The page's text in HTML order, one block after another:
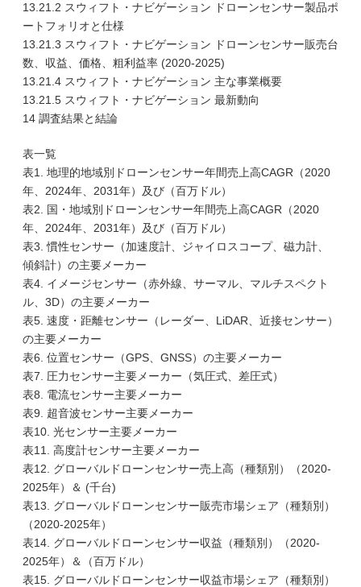
13.21.2 スウィフト・ナビゲーション ドローンセンサー製品ポ
ートフォリオと仕様
13.21.3 スウィフト・ナビゲーション ドローンセンサー販売台
数、収益、価格、粗利益率 (2020-2025)
13.21.4 スウィフト・ナビゲーション 主な事業概要
13.21.5 スウィフト・ナビゲーション 最新動向
14 調査結果と結論
表一覧
表1. 地理的地域別ドローンセンサー年間売上高CAGR（2020
年、2024年、2031年）及び（百万ドル）
表2. 国・地域別ドローンセンサー年間売上高CAGR（2020
年、2024年、2031年）及び（百万ドル）
表3. 慣性センサー（加速度計、ジャイロスコープ、磁力計、
傾斜計）の主要メーカー
表4. イメージセンサー（赤外線、サーマル、マルチスペクト
ル、3D）の主要メーカー
表5. 速度・距離センサー（レーダー、LiDAR、近接センサー）
の主要メーカー
表6. 位置センサー（GPS、GNSS）の主要メーカー
表7. 圧力センサー主要メーカー（気圧式、差圧式）
表8. 電流センサー主要メーカー
表9. 超音波センサー主要メーカー
表10. 光センサー主要メーカー
表11. 高度計センサー主要メーカー
表12. グローバルドローンセンサー売上高（種類別）（2020-
2025年）＆ (千台)
表13. グローバルドローンセンサー販売市場シェア（種類別）
（2020-2025年）
表14. グローバルドローンセンサー収益（種類別）（2020-
2025年）＆（百万ドル）
表15. グローバルドローンセンサー収益市場シェア（種類別）